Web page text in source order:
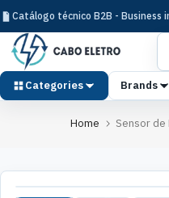
Pular
para
o
conteúdo
Catálogo técnico B2B - Business
Categories Brands
Home Sensor de